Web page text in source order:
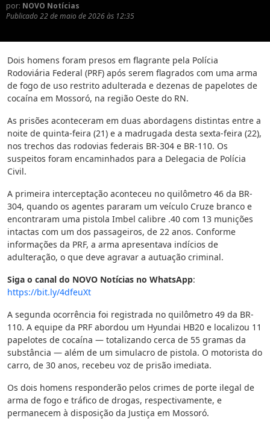
por: NOVO Notícias
Publicado 22 de maio de 2026 às 12:35
Dois homens foram presos em flagrante pela Polícia
Rodoviária Federal (PRF) após serem flagrados com uma arma
de fogo de uso restrito adulterada e dezenas de papelotes de
cocaína em Mossoró, na região Oeste do RN.
As prisões aconteceram em duas abordagens distintas entre a
noite de quinta-feira (21) e a madrugada desta sexta-feira (22),
nos trechos das rodovias federais BR-304 e BR-110. Os
suspeitos foram encaminhados para a Delegacia de Polícia
Civil.
A primeira interceptação aconteceu no quilômetro 46 da BR-
304, quando os agentes pararam um veículo Cruze branco e
encontraram uma pistola Imbel calibre .40 com 13 munições
intactas com um dos passageiros, de 22 anos. Conforme
informações da PRF, a arma apresentava indícios de
adulteração, o que deve agravar a autuação criminal.
Siga o canal do NOVO Notícias no WhatsApp:
https://bit.ly/4dfeuXt
A segunda ocorrência foi registrada no quilômetro 49 da BR-
110. A equipe da PRF abordou um Hyundai HB20 e localizou 11
papelotes de cocaína — totalizando cerca de 55 gramas da
substância — além de um simulacro de pistola. O motorista do
carro, de 30 anos, recebeu voz de prisão imediata.
Os dois homens responderão pelos crimes de porte ilegal de
arma de fogo e tráfico de drogas, respectivamente, e
permanecem à disposição da Justiça em Mossoró.